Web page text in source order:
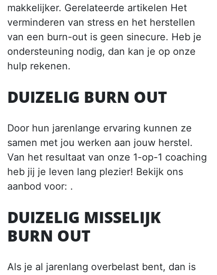
makkelijker. Gerelateerde artikelen Het
verminderen van stress en het herstellen
van een burn-out is geen sinecure. Heb je
ondersteuning nodig, dan kan je op onze
hulp rekenen.
DUIZELIG BURN OUT
Door hun jarenlange ervaring kunnen ze
samen met jou werken aan jouw herstel.
Van het resultaat van onze 1-op-1 coaching
heb jij je leven lang plezier! Bekijk ons
aanbod voor: .
DUIZELIG MISSELIJK
BURN OUT
Als je al jarenlang overbelast bent, dan is